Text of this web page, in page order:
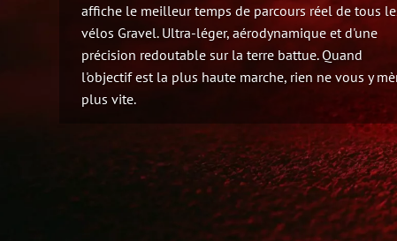
affiche le meilleur temps de parcours réel de tous
vélos Gravel. Ultra-léger, aérodynamique et d'une
précision redoutable sur la terre battue. Quand
l'objectif est la plus haute marche, rien ne vous y
plus vite.